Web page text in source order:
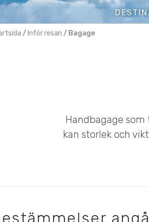
/ Inför resan / Bagage
Handbagage
kan storlek och